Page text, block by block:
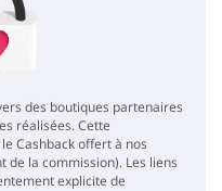
des boutiques partenaires
réalisées. Cette
Cashback offert à nos
de la commission). Les liens
explicite de